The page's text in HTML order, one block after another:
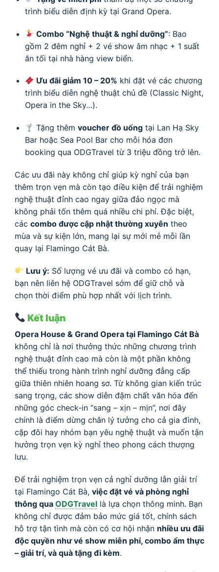
trình biểu diễn định kỳ tại Grand Opera.
Combo “Nghệ thuật & nghỉ dưỡng”: Bao
gồm 2 đêm nghỉ + 2 vé show âm nhạc + 1 suất
ăn tối tại nhà hàng view biển.
Ưu đãi giảm 10 – 20% khi đặt vé các chương
trình biểu diễn nghệ thuật chủ đề (Classic Night,
Opera in the Sky…).
Tặng thêmvoucher đồ uống tại Lan Hạ Sky
Bar hoặc Sea Pool Bar cho mỗi hóa đơn
booking qua ODGTravel từ 3 triệu đồng trở lên.
Các ưu đãi này không chỉ giúp kỳ nghỉ của bạn
thêm trọn vẹn mà còn tạo điều kiện để trải nghiệm
nghệ thuật đỉnh cao ngay giữa đảo ngọc mà
không phải tốn thêm quá nhiều chi phí. Đặc biệt,
các combo được cập nhật thường xuyên theo
mùa và sự kiện lớn, mang lại sự mới mẻ mỗi lần
quay lại Flamingo Cát Bà.
Lưu ý: Số lượng vé ưu đãi và combo có hạn,
bạn nên liên hệ ODGTravel sớm để giữ chỗ và
chọn thời điểm phù hợp nhất với lịch trình.
Kết luận
Opera House & Grand Opera tại Flamingo Cát Bà
không chỉ là nơi thưởng thức những chương trình
nghệ thuật đỉnh cao mà còn là một phần không
thể thiếu trong hành trình nghỉ dưỡng đẳng cấp
giữa thiên nhiên hoang sơ. Từ không gian kiến trúc
sang trọng, các show diễn đậm chất văn hóa đến
những góc check-in “sang – xịn – mịn”, nơi đây
chính là điểm dừng chân lý tưởng cho cả gia đình,
cặp đôi hay nhóm bạn yêu nghệ thuật và muốn tận
hưởng trọn vẹn kỳ nghỉ theo phong cách thượng
lưu.
Để trải nghiệm trọn vẹn cả nghỉ dưỡng lẫn giải trí
tại Flamingo Cát Bà, việc đặt vé và phòng nghỉ
thông qua ODGTravel là lựa chọn thông minh. Bạn
không chỉ được đảm bảo mức giá tốt, chính sách
hỗ trợ tận tình mà còn có cơ hội nhận nhiều ưu đãi
độc quyền như vé show miễn phí, combo ẩm thực
– giải trí, và quà tặng đi kèm.